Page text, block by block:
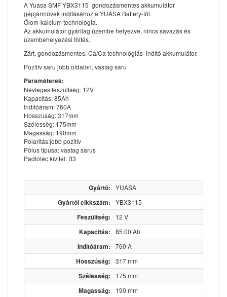
A Yuasa SMF YBX3115 gondozásmentes akkumulátor
gépjárművek indításához a YUASA Battery-től.
Ólom-kalcium technológia.
Az akkumulátor gyárilag üzembe helyezve, nincs savazás és
üzembehelyezési töltés.
Zárt, gondozásmentes, Ca/Ca technológiás indító akkumulátor.
Pozitív saru jobb oldalon, vastag saru
Paraméterek:
Névleges feszültség: 12V
Kapacitás: 85Ah
Inditóáram: 760A
Hosszúság: 317mm
Szélesség: 175mm
Magasság: 190mm
Polaritás:jobb pozitív
Pólus típusa: vastag sarus
Padlóléc kivitel: B3
Gyártó: YUASA
Gyártói cikkszám: YBX3115
Feszültség: 12 V
Kapacitás: 85.00 Ah
Indítóáram: 760 A
Hosszúság: 317 mm
Szélesség: 175 mm
Magasság: 190 mm